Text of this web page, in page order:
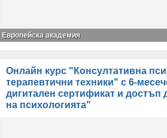
Европейска академия
Онлайн курс "Консултативна
терапевтични техники" с 6-
дигитален сертификат и достъп
на психологията"